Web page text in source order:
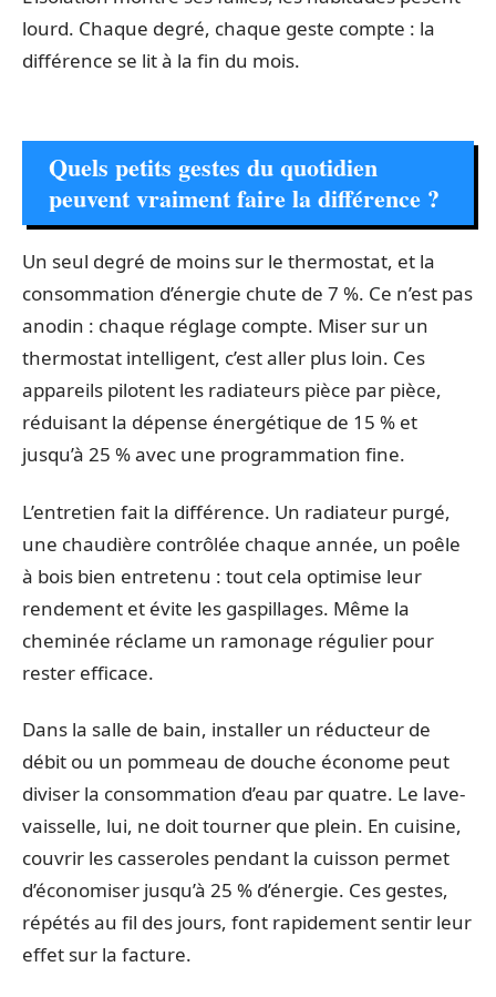
lourd. Chaque degré, chaque geste compte : la
différence se lit à la fin du mois.
Quels petits gestes du quotidien
peuvent vraiment faire la différence ?
Un seul degré de moins sur le thermostat, et la
consommation d’énergie chute de 7 %. Ce n’est pas
anodin : chaque réglage compte. Miser sur un
thermostat intelligent, c’est aller plus loin. Ces
appareils pilotent les radiateurs pièce par pièce,
réduisant la dépense énergétique de 15 % et
jusqu’à 25 % avec une programmation fine.
L’entretien fait la différence. Un radiateur purgé,
une chaudière contrôlée chaque année, un poêle
à bois bien entretenu : tout cela optimise leur
rendement et évite les gaspillages. Même la
cheminée réclame un ramonage régulier pour
rester efficace.
Dans la salle de bain, installer un réducteur de
débit ou un pommeau de douche économe peut
diviser la consommation d’eau par quatre. Le lave-
vaisselle, lui, ne doit tourner que plein. En cuisine,
couvrir les casseroles pendant la cuisson permet
d’économiser jusqu’à 25 % d’énergie. Ces gestes,
répétés au fil des jours, font rapidement sentir leur
effet sur la facture.